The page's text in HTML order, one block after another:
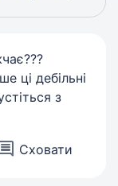
ці дебільні
з
Сховати